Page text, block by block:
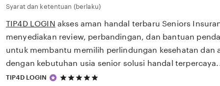
Syarat dan ketentuan (berlaku)
TIP4D LOGIN akses aman handal terbaru Seniors
menyediakan review, perbandingan, dan bantuan
untuk membantu memilih perlindungan kesehatan dan
dengan kebutuhan usia senior solusi handal
TIP4D LOGIN
5